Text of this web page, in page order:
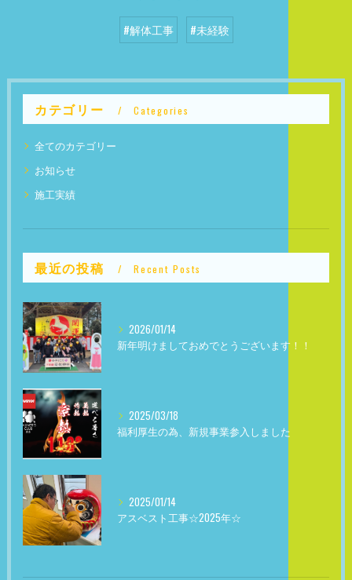
#解体工事 #未経験
カテゴリー Categories
全てのカテゴリー
お知らせ
施工実績
最近の投稿 Recent Posts
2026/01/14
新年明けましておめでとうございます！！
2025/03/18
福利厚生の為、新規事業参入しました
2025/01/14
アスベスト工事☆2025年☆